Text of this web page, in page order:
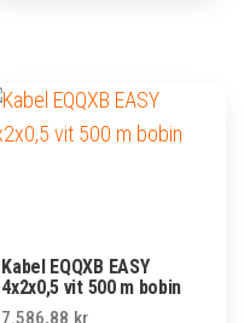
Kabel EQQXB EASY
4x2x0,5 vit 500 m bobin
7.586,88 kr